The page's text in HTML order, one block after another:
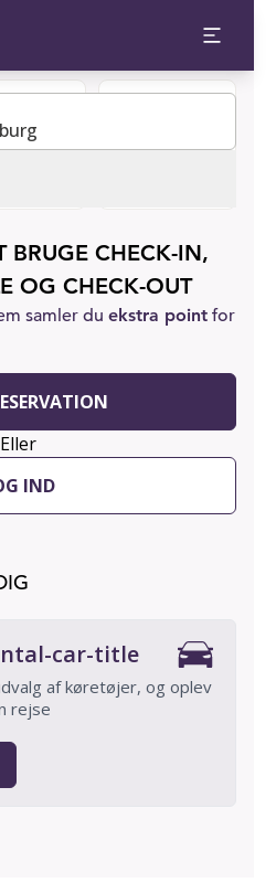
BRUGE CHECK-IN,
OG CHECK-OUT
samler du ekstra point for
Eller
IND
car-title
af køretøjer, og oplev
rejse